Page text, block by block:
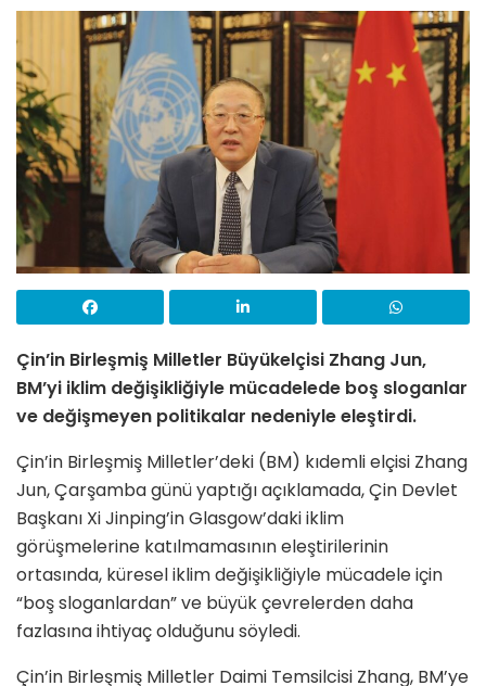
Çin’in Birleşmiş Milletler Büyükelçisi Zhang Jun,
BM’yi iklim değişikliğiyle mücadelede boş sloganlar
ve değişmeyen politikalar nedeniyle eleştirdi.
Çin’in Birleşmiş Milletler’deki (BM) kıdemli elçisi Zhang
Jun, Çarşamba günü yaptığı açıklamada, Çin Devlet
Başkanı Xi Jinping’in Glasgow’daki iklim
görüşmelerine katılmamasının eleştirilerinin
ortasında, küresel iklim değişikliğiyle mücadele için
“boş sloganlardan” ve büyük çevrelerden daha
fazlasına ihtiyaç olduğunu söyledi.
Çin’in Birleşmiş Milletler Daimi Temsilcisi Zhang, BM’ye